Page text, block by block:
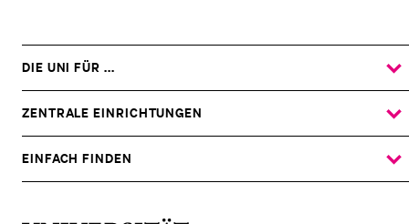
DIE UNI FÜR ...
ZEIGE
DAS
UNTERMENÜ
ZENTRALE EINRICHTUNGEN
ZEIGE
DAS
UNTERMENÜ
EINFACH FINDEN
ZEIGE
DAS